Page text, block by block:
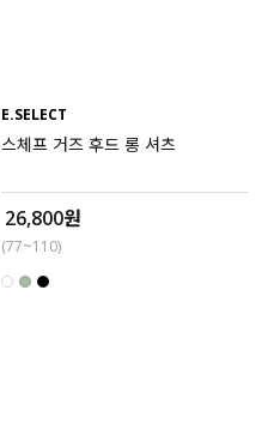
E.SELECT
스체프 거즈 후드 롱 셔츠
26,800원
(77~110)